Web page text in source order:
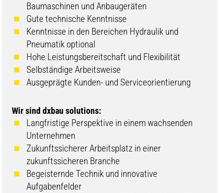
Baumaschinen und Anbaugeräten
Gute technische Kenntnisse
Kenntnisse in den Bereichen Hydraulik und
Pneumatik optional
Hohe Leistungsbereitschaft und Flexibilität
Selbständige Arbeitsweise
Ausgeprägte Kunden- und Serviceorientierung
Wir sind dxbau solutions:
Langfristige Perspektive in einem wachsenden
Unternehmen
Zukunftssicherer Arbeitsplatz in einer
zukunftssicheren Branche
Begeisternde Technik und innovative
Aufgabenfelder